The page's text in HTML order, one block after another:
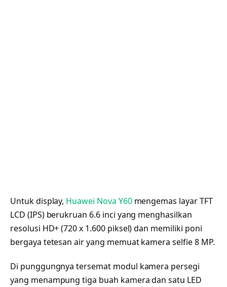
Untuk display, Huawei Nova Y60mengemas layar TFT
LCD (IPS) berukruan 6.6 inci yang menghasilkan
resolusi HD+ (720 x 1.600 piksel) dan memiliki poni
bergaya tetesan air yang memuat kamera selfie 8 MP.
Di punggungnya tersemat modul kamera persegi
yang menampung tiga buah kamera dan satu LED